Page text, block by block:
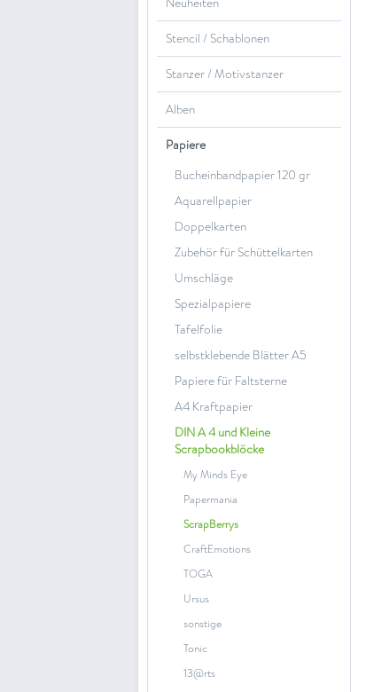
Stencil / Schablonen
Stanzer / Motivstanzer
Alben
Papiere
Bucheinbandpapier 120 gr
Aquarellpapier
Doppelkarten
Zubehör für Schüttelkarten
Umschläge
Spezialpapiere
Tafelfolie
selbstklebende Blätter A5
Papiere für Faltsterne
A4 Kraftpapier
DIN A 4 und Kleine
Scrapbookblöcke
My Minds Eye
Papermania
ScrapBerrys
CraftEmotions
TOGA
Ursus
sonstige
Tonic
13@rts